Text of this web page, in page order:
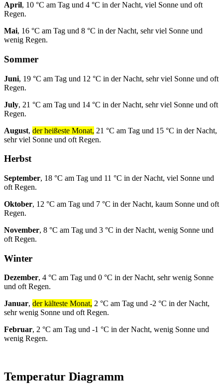
April, 10 °C am Tag und 4 °C in der Nacht, viel Sonne und oft
Regen.
Mai, 16 °C am Tag und 8 °C in der Nacht, sehr viel Sonne und
wenig Regen.
Sommer
Juni, 19 °C am Tag und 12 °C in der Nacht, sehr viel Sonne und oft
Regen.
July, 21 °C am Tag und 14 °C in der Nacht, sehr viel Sonne und oft
Regen.
August, der heißeste Monat, 21 °C am Tag und 15 °C in der Nacht,
sehr viel Sonne und oft Regen.
Herbst
September, 18 °C am Tag und 11 °C in der Nacht, viel Sonne und
oft Regen.
Oktober, 12 °C am Tag und 7 °C in der Nacht, kaum Sonne und oft
Regen.
November, 8 °C am Tag und 3 °C in der Nacht, wenig Sonne und
oft Regen.
Winter
Dezember, 4 °C am Tag und 0 °C in der Nacht, sehr wenig Sonne
und oft Regen.
Januar, der kälteste Monat, 2 °C am Tag und -2 °C in der Nacht,
sehr wenig Sonne und oft Regen.
Februar, 2 °C am Tag und -1 °C in der Nacht, wenig Sonne und
wenig Regen.
Temperatur Diagramm